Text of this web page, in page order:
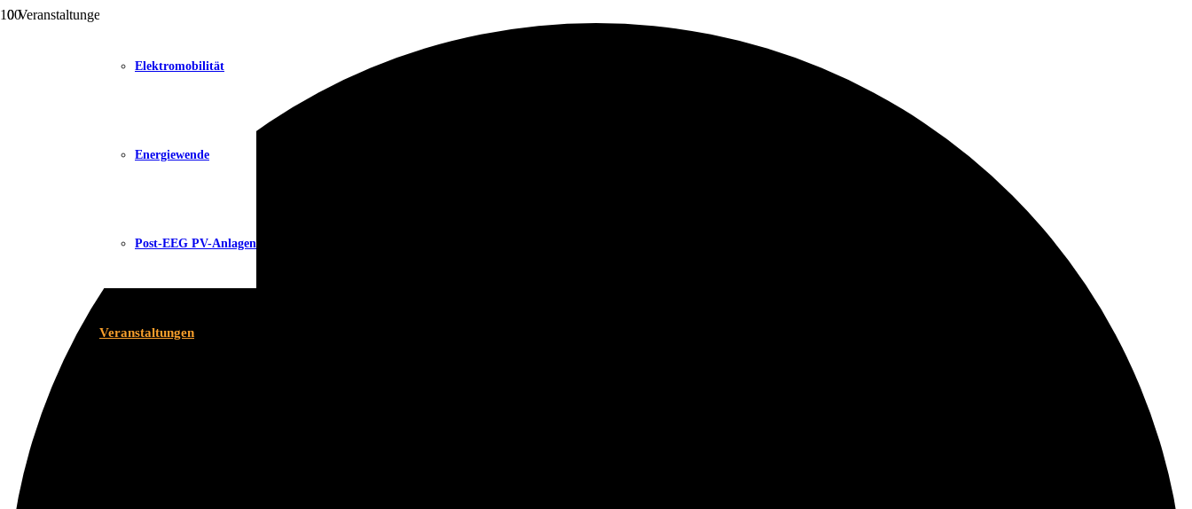
Elektromobilität
Energiewende
Post-EEG PV-Anlagen
Veranstaltungen
0 Veranstaltungen gefunden.